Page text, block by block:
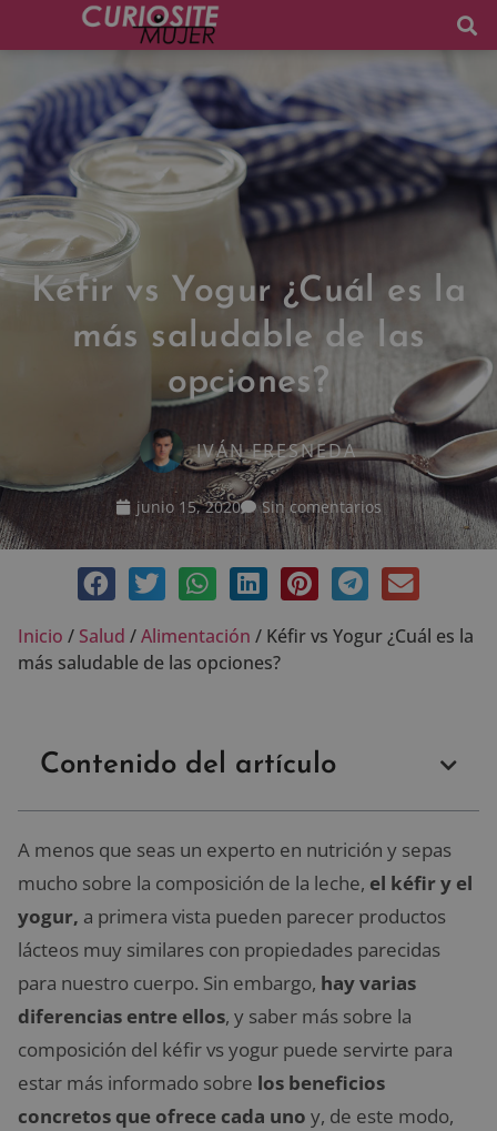
Kéfir vs Yogur ¿Cuál es la
más saludable de las
opciones?
IVÁN FRESNEDA
junio 15, 2020 Sin comentarios
Inicio / Salud /Alimentación / Kéfir vs Yogur ¿Cuál es la
más saludable de las opciones?
Contenido del artículo
A menos que seas un experto en nutrición y sepas
mucho sobre la composición de la leche, el kéfir y el
yogur, a primera vista pueden parecer productos
lácteos muy similares con propiedades parecidas
para nuestro cuerpo. Sin embargo, hay varias
diferencias entre ellos, y saber más sobre la
composición del kéfir vs yogur puede servirte para
estar más informado sobre los beneficios
concretos que ofrece cada uno y, de este modo,